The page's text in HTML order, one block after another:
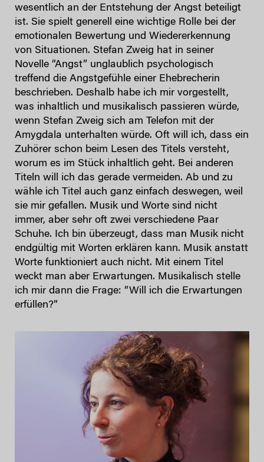
wesentlich an der Entstehung der Angst beteiligt
ist. Sie spielt generell eine wichtige Rolle bei der
emotionalen Bewertung und Wiedererkennung
von Situationen. Stefan Zweig hat in seiner
Novelle “Angst” unglaublich psychologisch
treffend die Angstgefühle einer Ehebrecherin
beschrieben. Deshalb habe ich mir vorgestellt,
was inhaltlich und musikalisch passieren würde,
wenn Stefan Zweig sich am Telefon mit der
Amygdala unterhalten würde. Oft will ich, dass ein
Zuhörer schon beim Lesen des Titels versteht,
worum es im Stück inhaltlich geht. Bei anderen
Titeln will ich das gerade vermeiden. Ab und zu
wähle ich Titel auch ganz einfach deswegen, weil
sie mir gefallen. Musik und Worte sind nicht
immer, aber sehr oft zwei verschiedene Paar
Schuhe. Ich bin überzeugt, dass man Musik nicht
endgültig mit Worten erklären kann. Musik anstatt
Worte funktioniert auch nicht. Mit einem Titel
weckt man aber Erwartungen. Musikalisch stelle
ich mir dann die Frage: “Will ich die Erwartungen
erfüllen?”